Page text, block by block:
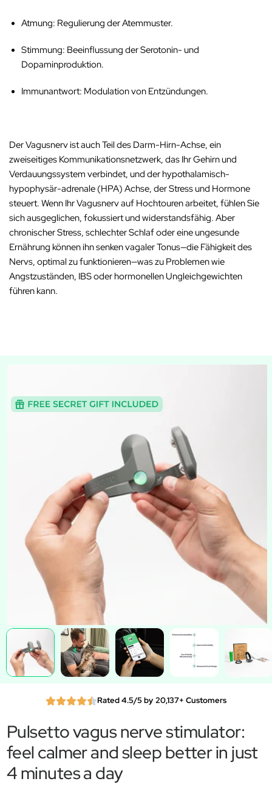
Atmung: Regulierung der Atemmuster.
Stimmung: Beeinflussung der Serotonin- und
Dopaminproduktion.
Immunantwort: Modulation von Entzündungen.
Der Vagusnerv ist auch Teil des Darm-Hirn-Achse, ein
zweiseitiges Kommunikationsnetzwerk, das Ihr Gehirn und
Verdauungssystem verbindet, und der hypothalamisch-
hypophysär-adrenale (HPA) Achse, der Stress und Hormone
steuert.Wenn Ihr Vagusnerv auf Hochtouren arbeitet, fühlen Sie
sich ausgeglichen, fokussiert und widerstandsfähig. Aber
chronischer Stress, schlechter Schlaf oder eine ungesunde
Ernährung können ihn senkenvagaler Tonus—die Fähigkeit des
Nervs, optimal zu funktionieren—was zu Problemen wie
Angstzuständen, IBS oder hormonellen Ungleichgewichten
führen kann.
Rated 4.5/5 by 20,137+ Customers
Pulsetto vagus nerve stimulator:
feel calmer and sleep better in just
4 minutes a day